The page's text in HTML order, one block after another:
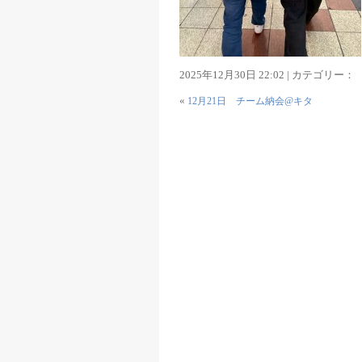
2025年12月30日 22:02 | カテゴリー：
« 12月21日 チーム納会@キタ